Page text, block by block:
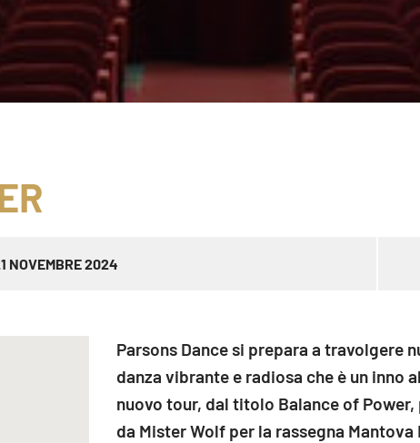
NOVEMBRE 2024
Parsons Dance si prepara a travolgere
danza vibrante e radiosa che è un inno
nuovo tour, dal titolo Balance of
da Mister Wolf per la rassegna Mantova